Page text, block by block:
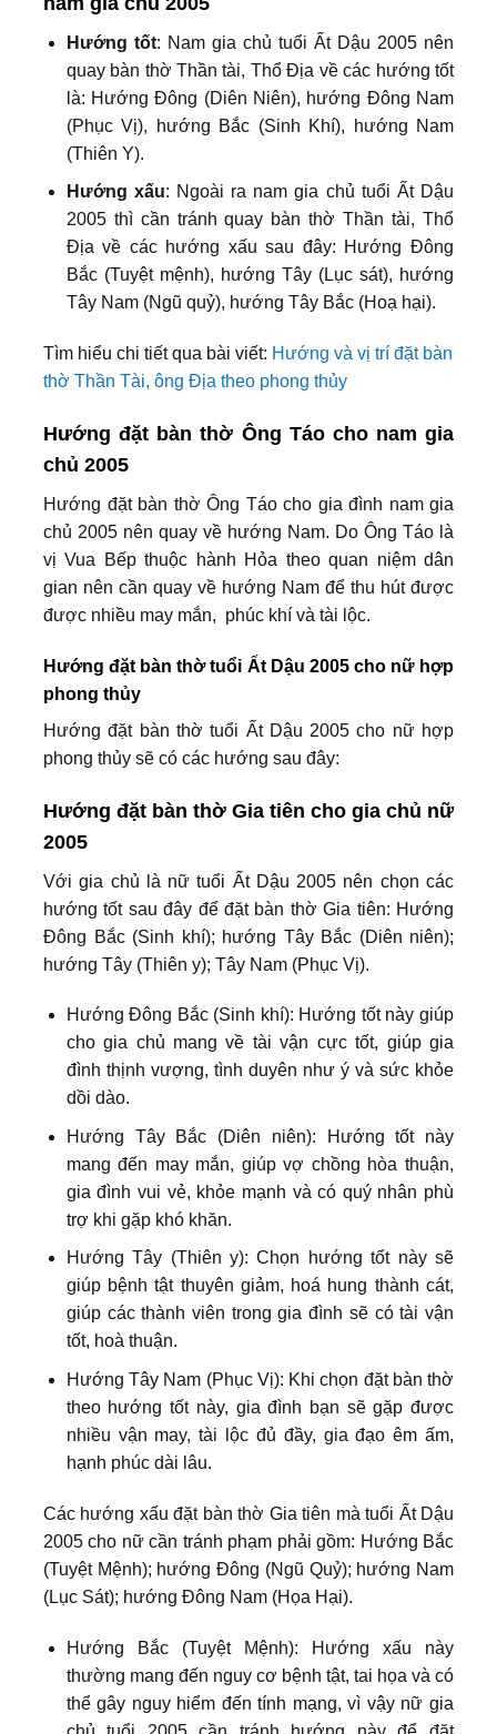
Hướng tốt: Nam gia chủ tuổi Ất Dậu 2005 nên
quay bàn thờ Thần tài, Thổ Địa về các hướng tốt
là: Hướng Đông (Diên Niên), hướng Đông Nam
(Phục Vị), hướng Bắc (Sinh Khí), hướng Nam
(Thiên Y).
Hướng xấu: Ngoài ra nam gia chủ tuổi Ất Dậu
2005 thì cần tránh quay bàn thờ Thần tài, Thổ
Địa về các hướng xấu sau đây: Hướng Đông
Bắc (Tuyệt mệnh), hướng Tây (Lục sát), hướng
Tây Nam (Ngũ quỷ), hướng Tây Bắc (Hoạ hại).
Tìm hiểu chi tiết qua bài viết: Hướng và vị trí đặt bàn
thờ Thần Tài, ông Địa theo phong thủy
Hướng đặt bàn thờ Ông Táo cho nam gia
chủ 2005
Hướng đặt bàn thờ Ông Táo cho gia đình nam gia
chủ 2005 nên quay về hướng Nam. Do Ông Táo là
vị Vua Bếp thuộc hành Hỏa theo quan niệm dân
gian nên cần quay về hướng Nam để thu hút được
được nhiều may mắn, phúc khí và tài lộc.
Hướng đặt bàn thờ tuổi Ất Dậu 2005 cho nữ hợp
phong thủy
Hướng đặt bàn thờ tuổi Ất Dậu 2005 cho nữ hợp
phong thủy sẽ có các hướng sau đây:
Hướng đặt bàn thờ Gia tiên cho gia chủ nữ
2005
Với gia chủ là nữ tuổi Ất Dậu 2005 nên chọn các
hướng tốt sau đây để đặt bàn thờ Gia tiên: Hướng
Đông Bắc (Sinh khí); hướng Tây Bắc (Diên niên);
hướng Tây (Thiên y); Tây Nam (Phục Vị).
Hướng Đông Bắc (Sinh khí): Hướng tốt này giúp
cho gia chủ mang về tài vận cực tốt, giúp gia
đình thịnh vượng, tình duyên như ý và sức khỏe
dồi dào.
Hướng Tây Bắc (Diên niên): Hướng tốt này
mang đến may mắn, giúp vợ chồng hòa thuận,
gia đình vui vẻ, khỏe mạnh và có quý nhân phù
trợ khi gặp khó khăn.
Hướng Tây (Thiên y): Chọn hướng tốt này sẽ
giúp bệnh tật thuyên giảm, hoá hung thành cát,
giúp các thành viên trong gia đình sẽ có tài vận
tốt, hoà thuận.
Hướng Tây Nam (Phục Vị): Khi chọn đặt bàn thờ
theo hướng tốt này, gia đình bạn sẽ gặp được
nhiều vận may, tài lộc đủ đầy, gia đạo êm ấm,
hạnh phúc dài lâu.
Các hướng xấu đặt bàn thờ Gia tiên mà tuổi Ất Dậu
2005 cho nữ cần tránh phạm phải gồm: Hướng Bắc
(Tuyệt Mệnh); hướng Đông (Ngũ Quỷ); hướng Nam
(Lục Sát); hướng Đông Nam (Họa Hại).
Hướng Bắc (Tuyệt Mệnh): Hướng xấu này
thường mang đến nguy cơ bệnh tật, tai họa và có
thể gây nguy hiểm đến tính mạng, vì vậy nữ gia